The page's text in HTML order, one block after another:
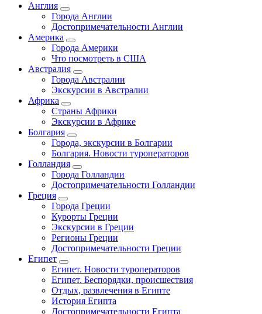
Англия
Города Англии
Достопримечательности Англии
Америка
Города Америки
Что посмотреть в США
Австралия
Города Австралии
Экскурсии в Австралии
Африка
Страны Африки
Экскурсии в Африке
Болгария
Города, экскурсии в Болгарии
Болгария. Новости туроператоров
Голландия
Города Голландии
Достопримечательности Голландии
Греция
Города Греции
Курорты Греции
Экскурсии в Греции
Регионы Греции
Достопримечательности Греции
Египет
Египет. Новости туроператоров
Египет. Беспорядки, происшествия
Отдых, развлечения в Египте
История Египта
Достопримечательности Египта